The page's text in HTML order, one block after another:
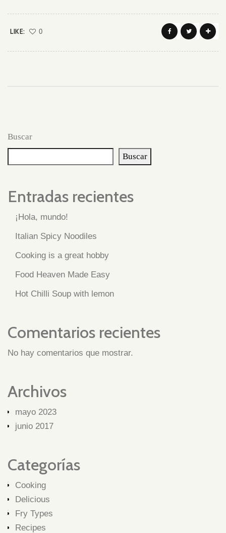
LIKE: 0
Buscar
Buscar
Entradas recientes
¡Hola, mundo!
Italian Spicy Noodiles
Cooking is a great hobby
Food Heaven Made Easy
Hot Chilli Soup with lemon
Comentarios recientes
No hay comentarios que mostrar.
Archivos
mayo 2023
junio 2017
Categorías
Cooking
Delicious
Fry Types
Recipes